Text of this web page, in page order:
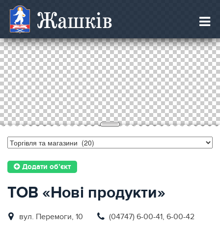
Жашків
Додати об’єкт
ТОВ «Нові продукти»
вул. Перемоги, 10 (04747) 6-00-41, 6-00-42